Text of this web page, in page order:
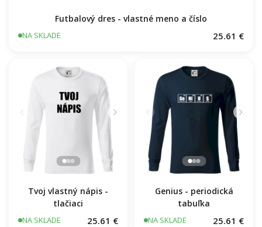
Futbalový dres - vlastné meno a číslo
NA SKLADE 25.61 €
Tvoj vlastný nápis -
tlačiaci
NA SKLADE 25.61 €
Genius - periodická
tabuľka
NA SKLADE 25.61 €